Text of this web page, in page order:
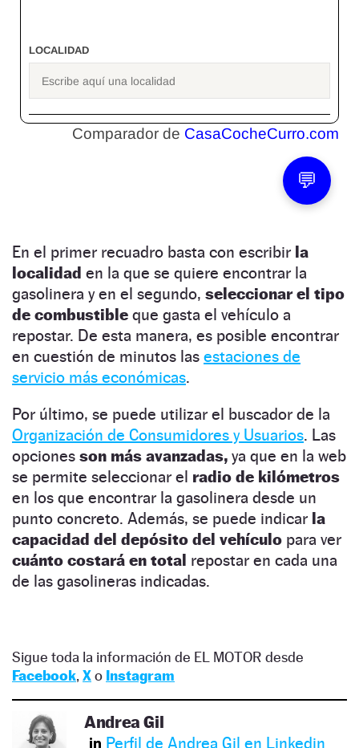
En el primer recuadro basta con escribir la
localidad en la que se quiere encontrar la
gasolinera y en el segundo, seleccionar el tipo
de combustible que gasta el vehículo a
repostar. De esta manera, es posible encontrar
en cuestión de minutos las estaciones de
servicio más económicas.
Por último, se puede utilizar el buscador de la
Organización de Consumidores y Usuarios. Las
opciones son más avanzadas, ya que en la web
se permite seleccionar el radio de kilómetros
en los que encontrar la gasolinera desde un
punto concreto. Además, se puede indicar la
capacidad del depósito del vehículo para ver
cuánto costará en total repostar en cada una
de las gasolineras indicadas.
Sigue toda la información de EL MOTOR desde
Facebook, Xo Instagram
Andrea Gil
Perfil de Andrea Gil en Linkedin